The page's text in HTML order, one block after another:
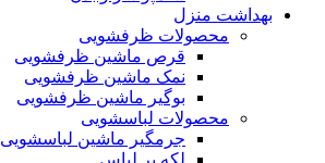
بهداشت منزل
محصولات ظرفشویی
قرص ماشین ظرفشویی
نمک ماشین ظرفشویی
بوگیر ماشین ظرفشویی
محصولات لباسشویی
جرمگیر ماشین لباسشویی
لکه بر لباس